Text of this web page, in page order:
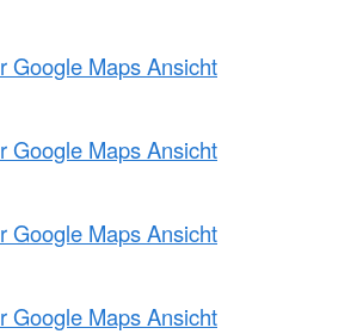
Google Maps Ansicht
Google Maps Ansicht
Google Maps Ansicht
Google Maps Ansicht